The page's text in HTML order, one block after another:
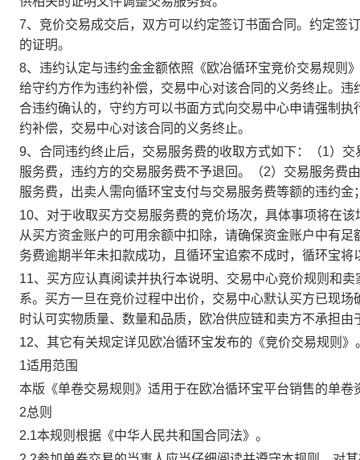
7、竞价交易成交后，双方可以约定签订书面合同。约定签
的证明。
8、违约认定与违约金金额依照《欧冶循环宝竞价交易规则
给守约方作为违约补偿，交易中心对该合同的义务终止。
合违约确认的，守约方可以书面方式向交易中心申请强制
约补偿，交易中心对该合同的义务终止。
9、合同违约终止后，交易服务费的收取方式如下：（1）
服务费，违约方的交易服务费不予退回。（2）交易服务费
服务费，出卖人需向循环宝支付与交易服务费等额的违约
10、对于收取买方交易服务费的竞价场次，具体事项将在
从买方资金账户的可用余额中扣除，请确保资金账户中有
务费逾期半年未扣款成功，且循环宝追索不成时，循环宝将
11、买方应认真阅读并执行本说明、交易中心竞价规则和
系。买方一旦在竞价过程中出价，交易中心默认买方已现
时认可实物质量、数量和品质，欧冶供应链和卖方不承担由
12、其它有关规定详见欧冶循环宝发布的《竞价交易规则》
1适用范围
本版《单卷交易规则》适用于在欧冶循环宝平台销售的单卷
2总则
2.1本规则根据《中华人民共和国合同法》。